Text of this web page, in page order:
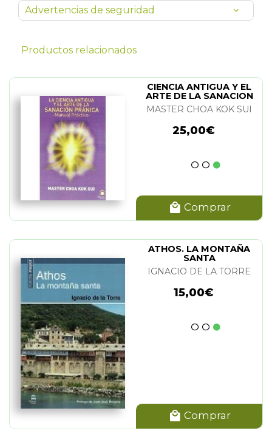
Advertencias de seguridad
Productos relacionados
CIENCIA ANTIGUA Y EL
ARTE DE LA SANACION
PRANICA. MANUAL
PRACTICO. LA
MASTER CHOA KOK SUI
25,00€
Comprar
ATHOS. LA MONTAÑA
SANTA
IGNACIO DE LA TORRE
15,00€
Comprar